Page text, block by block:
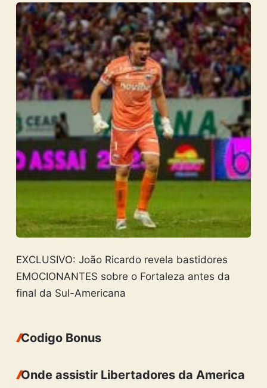
EXCLUSIVO: João Ricardo revela bastidores
EMOCIONANTES sobre o Fortaleza antes da
final da Sul-Americana
Codigo Bonus
Onde assistir Libertadores da America